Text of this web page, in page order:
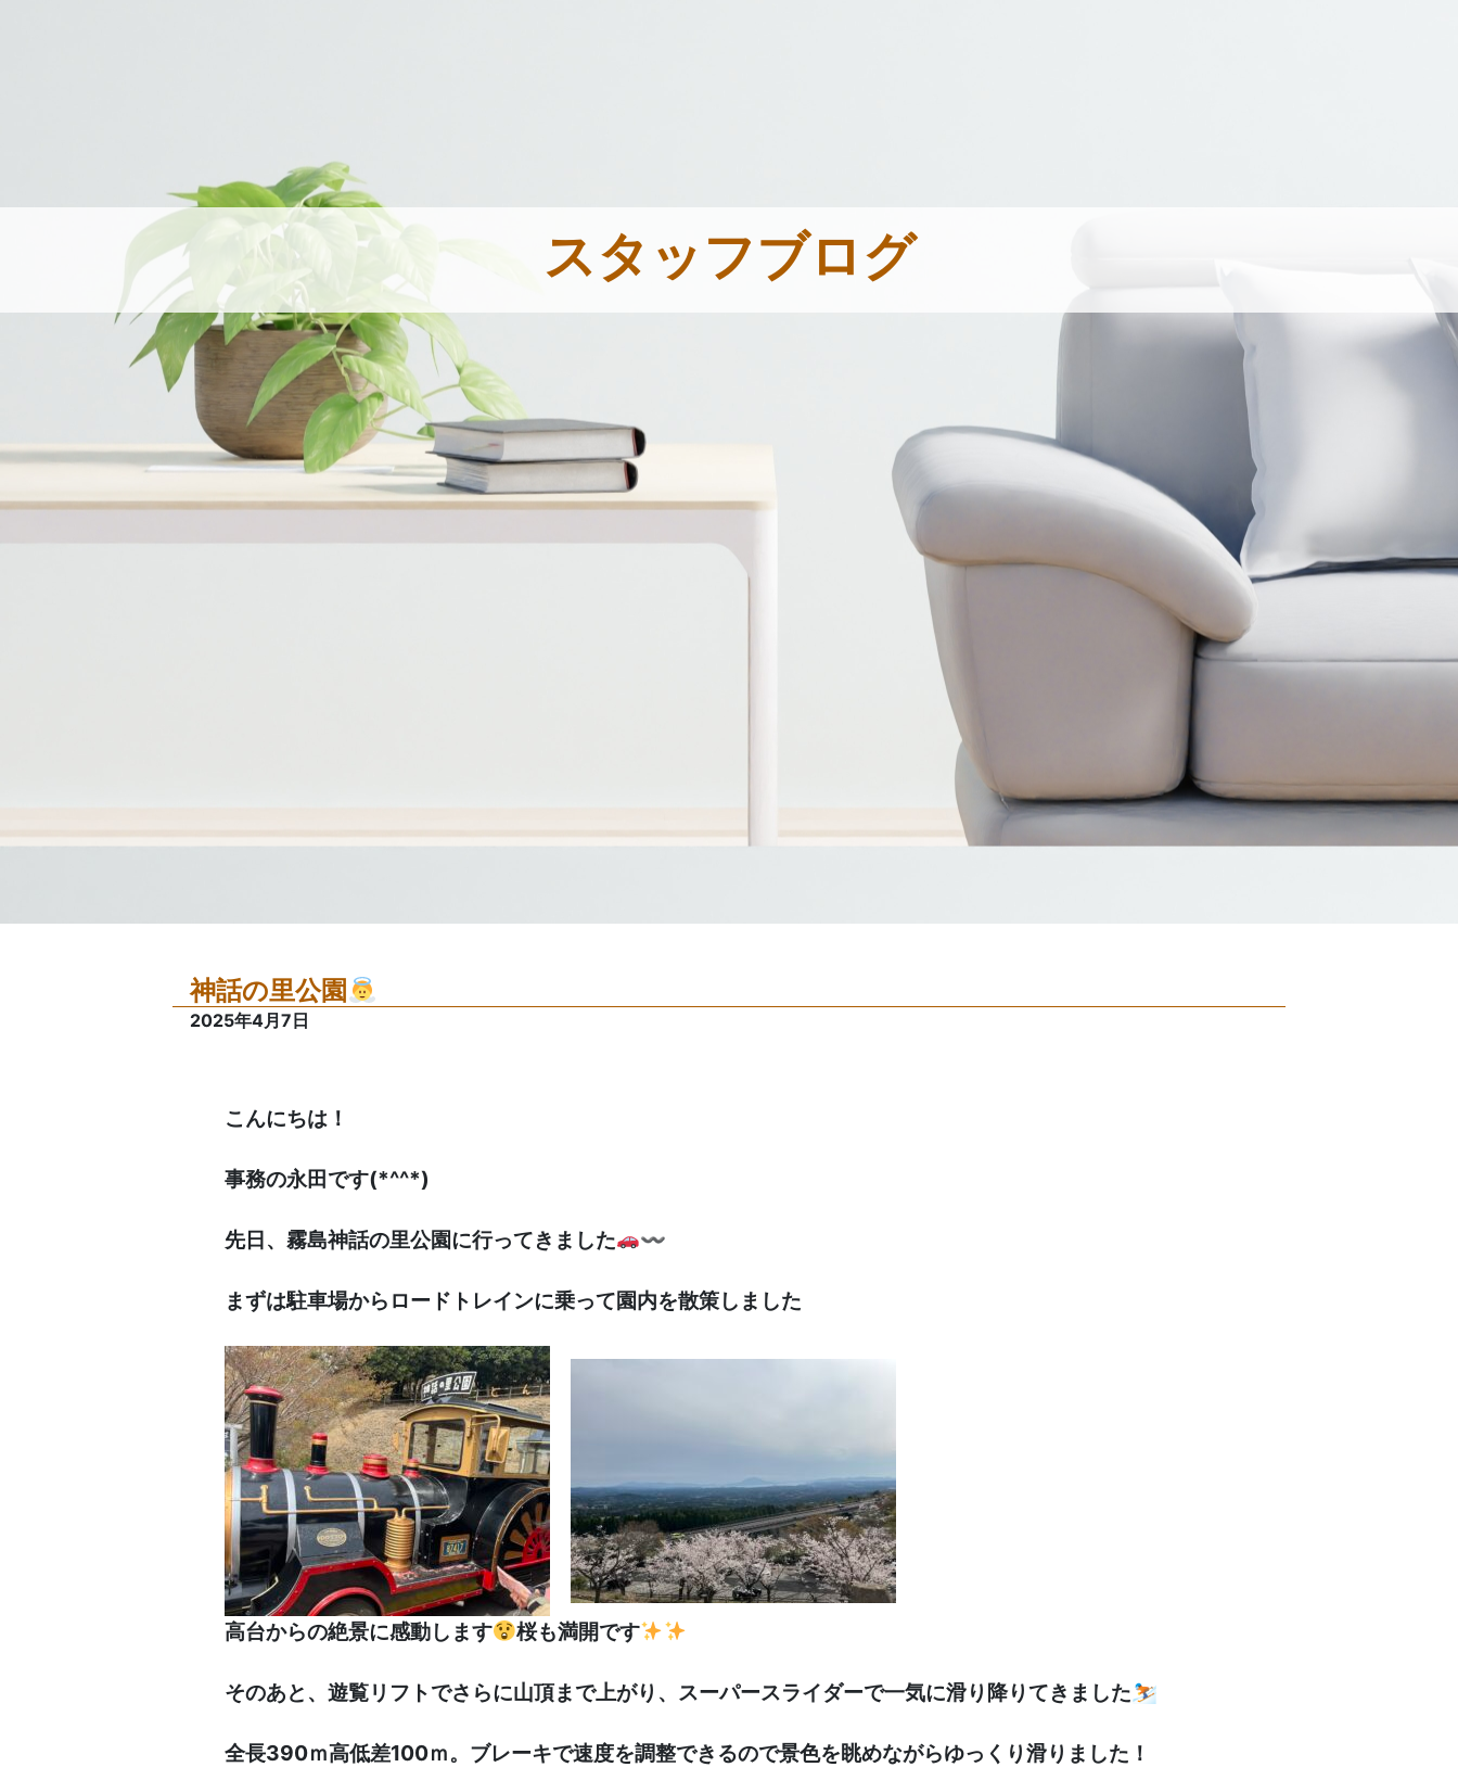
スタッフブログ
神話の里公園
2025年4月7日
こんにちは！
事務の永田です(*^^*)
先日、霧島神話の里公園に行ってきました 〰
まずは駐車場からロードトレインに乗って園内を散策しました
高台からの絶景に感動します 桜も満開です
そのあと、遊覧リフトでさらに山頂まで上がり、スーパースライダーで一気に滑り降りてきました⛷
全長390ｍ高低差100ｍ。ブレーキで速度を調整できるので景色を眺めながらゆっくり滑りました！